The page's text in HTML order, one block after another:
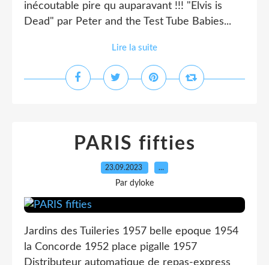
inécoutable pire qu auparavant !!! "Elvis is
Dead" par Peter and the Test Tube Babies...
Lire la suite
PARIS fifties
23.09.2023 …
Par dyloke
Jardins des Tuileries 1957 belle epoque 1954
la Concorde 1952 place pigalle 1957
Distributeur automatique de repas-express